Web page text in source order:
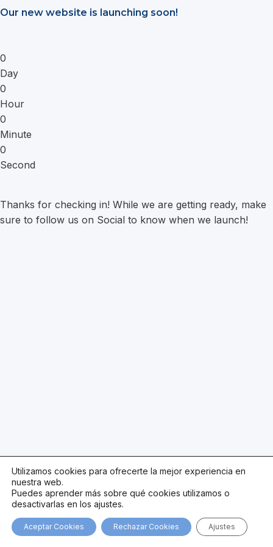
Saltar
Our new website is launching soon!
0
Day
0
Hour
0
Minute
0
Second
Thanks for checking in! While we are getting ready, make
sure to follow us on Social to know when we launch!
Utilizamos cookies para ofrecerte la mejor experiencia en
nuestra web.
Puedes aprender más sobre qué cookies utilizamos o
desactivarlas en los ajustes.
Aceptar Cookies Rechazar Cookies Ajustes